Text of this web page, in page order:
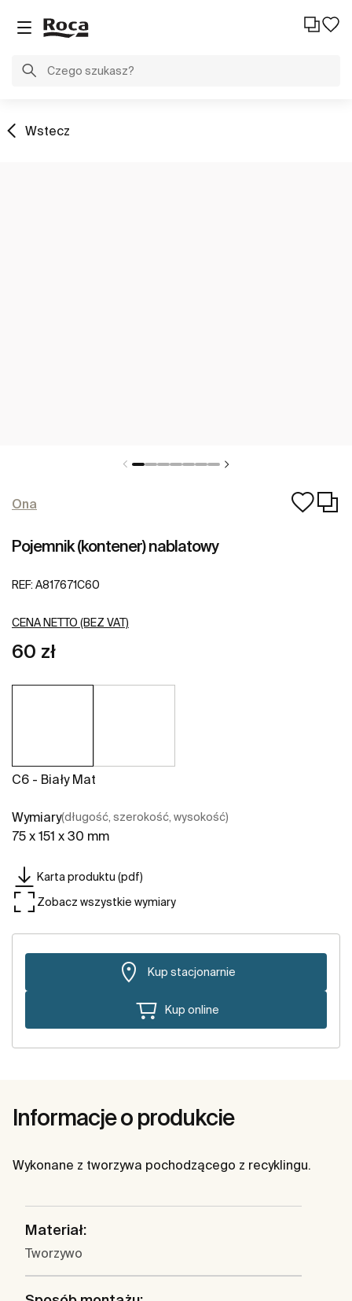
Wstecz
Ona
Pojemnik (kontener) nablatowy
REF: A817671C60
CENA NETTO (BEZ VAT)
60 zł
C6 - Biały Mat
Wymiary(długość, szerokość, wysokość)
75 x 151 x 30 mm
Karta produktu (pdf)
Zobacz wszystkie wymiary
Kup stacjonarnie
Kup online
Informacje o produkcie
Wykonane z tworzywa pochodzącego z recyklingu.
Materiał:
Tworzywo